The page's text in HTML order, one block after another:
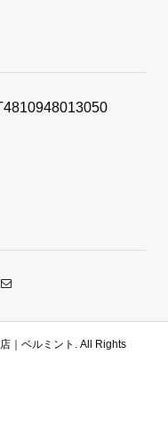
｜ベルミント. All Rights